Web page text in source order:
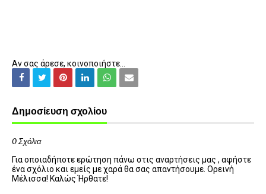
Αν σας άρεσε, κοινοποιήστε...
Δημοσίευση σχολίου
0 Σχόλια
Για οποιαδήποτε ερώτηση πάνω στις αναρτήσεις μας , αφήστε
ένα σχόλιο και εμείς με χαρά θα σας απαντήσουμε. Ορεινή
Μέλισσα! Καλώς Ήρθατε!